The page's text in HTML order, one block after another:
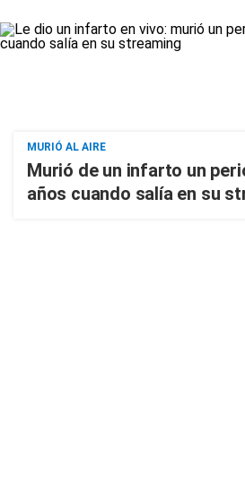
MURIÓ AL AIRE
Murió de un infarto un
años cuando salía en su